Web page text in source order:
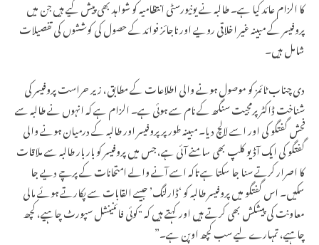
کا الزام عائد کیا ہے۔ طالبہ نے یونیورسٹی انتظامیہ کو شواہد بھی پیش کیے ہیں جن میں
پروفیسر کے مبینہ غیر اخلاقی رویے اور ناجائز فوائد کے حصول کی کوششوں کی تفصیلات
شامل ہیں۔
دی چناب ٹائمز کو موصول ہونے والی اطلاعات کے مطابق، زیر حراست پروفیسر کی
شناخت ڈاکٹر پرمجیت سنگھ کے نام سے ہوئی ہے۔ الزام ہے کہ انہوں نے طالبہ سے
فحش گفتگو کی اور اسے لالچ دیا۔ مبینہ طور پر پروفیسر اور طالبہ کے درمیان ہونے والی
گفتگو کی ایک آڈیو کلپ بھی سامنے آئی ہے، جس میں پروفیسر کو بار بار طالبہ سے ملاقات
کا اصرار کرتے سنا جا سکتا ہے تاکہ اسے آنے والے امتحانات کے پرچے دیے جا
سکیں۔ اس گفتگو میں پروفیسر طالبہ کو ‘ڈارلنگ’ جیسے القابات سے پکارتے ہوئے مالی
معاونت کی پیشکش بھی کرتے ہیں اور کہتے ہیں کہ "کوئی فائنینشل سپورٹ چاہیے، کچھ
چاہیے، تمہارے لیے سب کچھ اوپن ہے۔”